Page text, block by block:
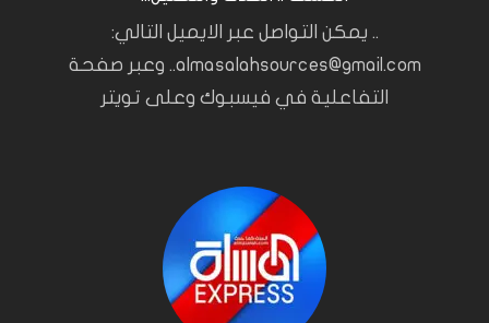
.. يمكن التواصل عبر الايميل التالي:
almasalahsources@gmail.com.. وعبر صفحة
التفاعلية في فيسبوك وعلى تويتر